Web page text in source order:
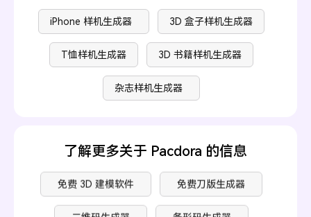
iPhone 样机生成器 3D 盒子样机生成器
T恤样机生成器 3D 书籍样机生成器
杂志样机生成器
了解更多关于 Pacdora 的信息
免费 3D 建模软件 免费刀版生成器